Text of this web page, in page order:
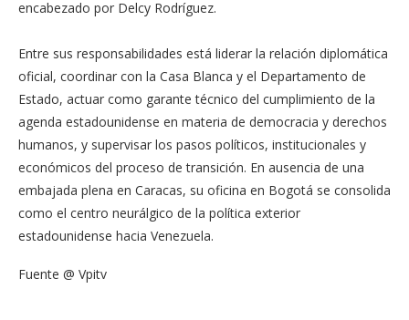
encabezado por Delcy Rodríguez.
Entre sus responsabilidades está liderar la relación diplomática
oficial, coordinar con la Casa Blanca y el Departamento de
Estado, actuar como garante técnico del cumplimiento de la
agenda estadounidense en materia de democracia y derechos
humanos, y supervisar los pasos políticos, institucionales y
económicos del proceso de transición. En ausencia de una
embajada plena en Caracas, su oficina en Bogotá se consolida
como el centro neurálgico de la política exterior
estadounidense hacia Venezuela.
Fuente @ Vpitv